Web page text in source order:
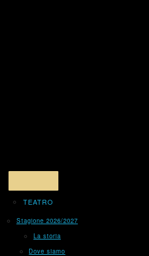
TEATRO
Stagione 2026/2027
La storia
Dove siamo